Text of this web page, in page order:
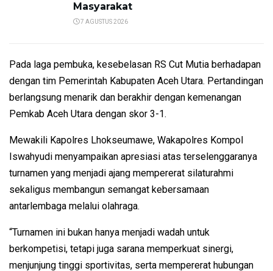
Masyarakat
7 AGUSTUS 2026
Pada laga pembuka, kesebelasan RS Cut Mutia berhadapan
dengan tim Pemerintah Kabupaten Aceh Utara. Pertandingan
berlangsung menarik dan berakhir dengan kemenangan
Pemkab Aceh Utara dengan skor 3-1.
Mewakili Kapolres Lhokseumawe, Wakapolres Kompol
Iswahyudi menyampaikan apresiasi atas terselenggaranya
turnamen yang menjadi ajang mempererat silaturahmi
sekaligus membangun semangat kebersamaan
antarlembaga melalui olahraga.
“Turnamen ini bukan hanya menjadi wadah untuk
berkompetisi, tetapi juga sarana memperkuat sinergi,
menjunjung tinggi sportivitas, serta mempererat hubungan